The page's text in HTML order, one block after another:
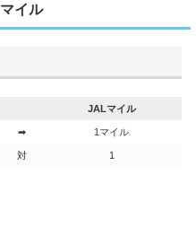
イル
JALマイル
➡ 1マイル
対 1